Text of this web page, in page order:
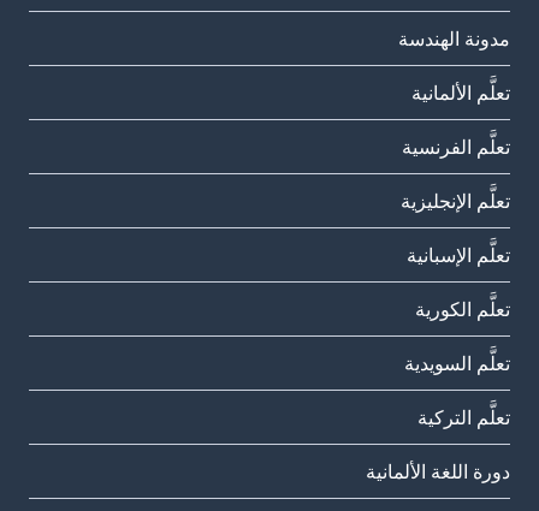
مدونة الهندسة
تعلَّم الألمانية
تعلَّم الفرنسية
تعلَّم الإنجليزية
تعلَّم الإسبانية
تعلَّم الكورية
تعلَّم السويدية
تعلَّم التركية
دورة اللغة الألمانية